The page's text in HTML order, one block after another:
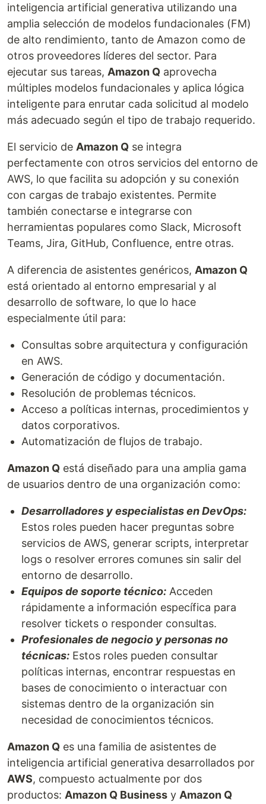
inteligencia artificial generativa utilizando una
amplia selección de modelos fundacionales (FM)
de alto rendimiento, tanto de Amazon como de
otros proveedores líderes del sector. Para
ejecutar sus tareas, Amazon Q aprovecha
múltiples modelos fundacionales y aplica lógica
inteligente para enrutar cada solicitud al modelo
más adecuado según el tipo de trabajo requerido.
El servicio de Amazon Q se integra
perfectamente con otros servicios del entorno de
AWS, lo que facilita su adopción y su conexión
con cargas de trabajo existentes. Permite
también conectarse e integrarse con
herramientas populares como Slack, Microsoft
Teams, Jira, GitHub, Confluence, entre otras.
A diferencia de asistentes genéricos, Amazon Q
está orientado al entorno empresarial y al
desarrollo de software, lo que lo hace
especialmente útil para:
Consultas sobre arquitectura y configuración
en AWS.
Generación de código y documentación.
Resolución de problemas técnicos.
Acceso a políticas internas, procedimientos y
datos corporativos.
Automatización de flujos de trabajo.
Amazon Q está diseñado para una amplia gama
de usuarios dentro de una organización como:
Desarrolladores y especialistas en DevOps:
Estos roles pueden hacer preguntas sobre
servicios de AWS, generar scripts, interpretar
logs o resolver errores comunes sin salir del
entorno de desarrollo.
Equipos de soporte técnico: Acceden
rápidamente a información específica para
resolver tickets o responder consultas.
Profesionales de negocio y personas no
técnicas: Estos roles pueden consultar
políticas internas, encontrar respuestas en
bases de conocimiento o interactuar con
sistemas dentro de la organización sin
necesidad de conocimientos técnicos.
Amazon Q es una familia de asistentes de
inteligencia artificial generativa desarrollados por
AWS, compuesto actualmente por dos
productos: Amazon Q Business y Amazon Q